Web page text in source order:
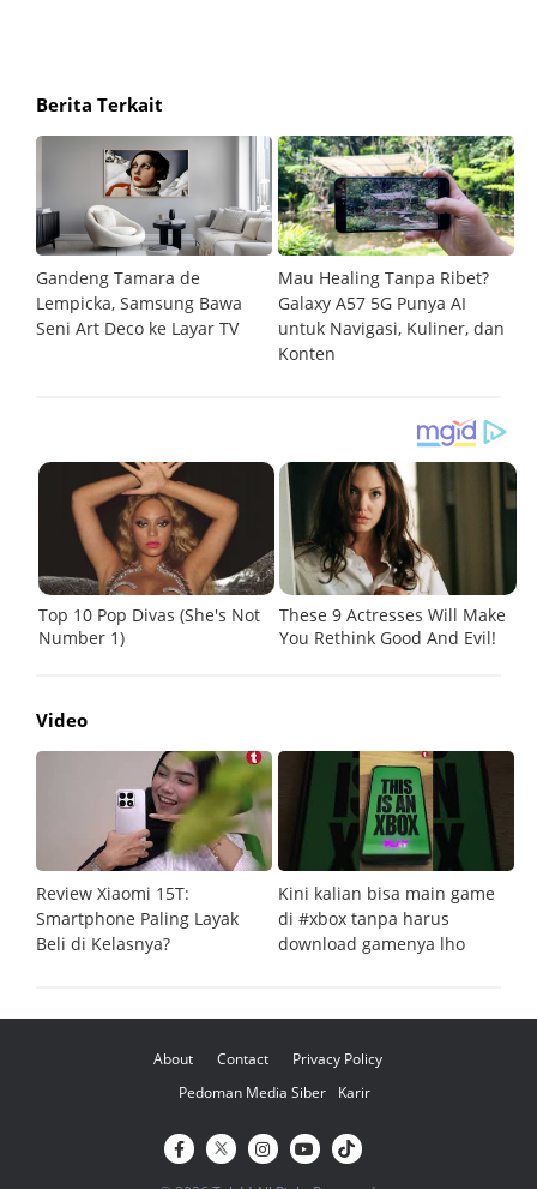
Berita Terkait
Gandeng Tamara de
Lempicka, Samsung Bawa
Seni Art Deco ke Layar TV
Mau Healing Tanpa Ribet?
Galaxy A57 5G Punya AI
untuk Navigasi, Kuliner, dan
Konten
Video
Review Xiaomi 15T:
Smartphone Paling Layak
Beli di Kelasnya?
Kini kalian bisa main game
di #xbox tanpa harus
download gamenya lho
About Contact
Privacy Policy
Pedoman Media Siber
Karir